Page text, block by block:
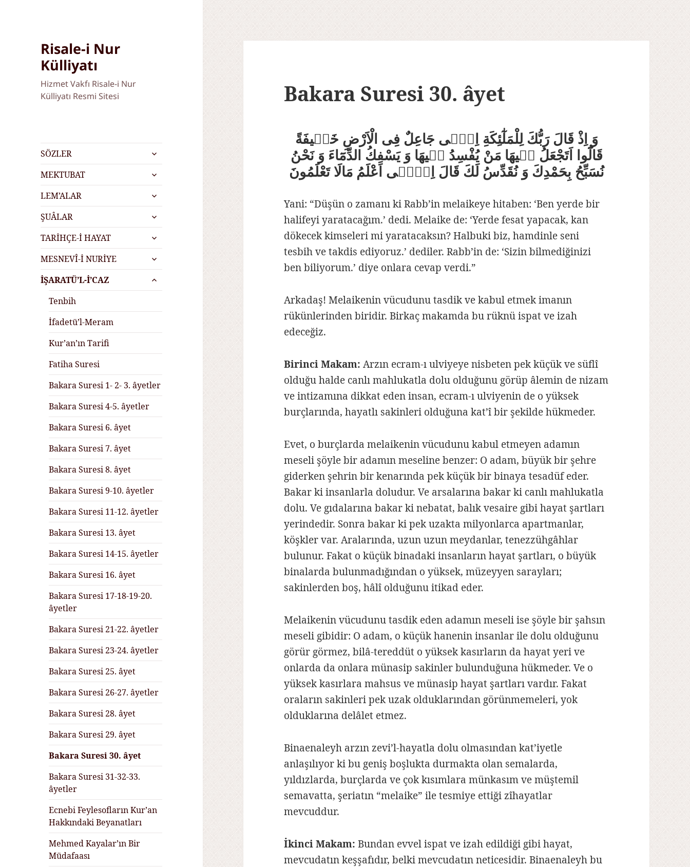
Risale-i Nur
Külliyatı
Hizmet Vakfı Risale-i Nur
Külliyatı Resmi Sitesi
SÖZLER
alt
menüyü
genişlet
MEKTUBAT
alt
menüyü
genişlet
LEM’ALAR
alt
menüyü
genişlet
ŞUÂLAR
alt
menüyü
genişlet
TARİHÇE-İ HAYAT
alt
menüyü
genişlet
MESNEVÎ-İ NURİYE
alt
menüyü
genişlet
İŞARATÜ’L-İ’CAZ
alt
menüyü
Tenbih
İfadetü’l-Meram
Kur’an’ın Tarifi
Fatiha Suresi
Bakara Suresi 1- 2- 3. âyetler
Bakara Suresi 4-5. âyetler
Bakara Suresi 6. âyet
Bakara Suresi 7. âyet
Bakara Suresi 8. âyet
Bakara Suresi 9-10. âyetler
Bakara Suresi 11-12. âyetler
Bakara Suresi 13. âyet
Bakara Suresi 14-15. âyetler
Bakara Suresi 16. âyet
Bakara Suresi 17-18-19-20.
âyetler
Bakara Suresi 21-22. âyetler
Bakara Suresi 23-24. âyetler
Bakara Suresi 25. âyet
Bakara Suresi 26-27. âyetler
Bakara Suresi 28. âyet
Bakara Suresi 29. âyet
Bakara Suresi 30. âyet
Bakara Suresi 31-32-33.
âyetler
Ecnebi Feylesofların Kur’an
Hakkındaki Beyanatları
Mehmed Kayalar’ın Bir
Müdafaası
Bakara Suresi 30. âyet
وَ اِذْ قَالَ رَبُّكَ لِلْمَلٰٓئِكَةِ اِنّٖى جَاعِلٌ فِى الْاَرْضِ خَلٖيفَةً
قَالُٓوا اَتَجْعَلُ فٖيهَا مَنْ يُفْسِدُ فٖيهَا وَ يَسْفِكُ الدِّمَٓاءَ وَ نَحْنُ
نُسَبِّحُ بِحَمْدِكَ وَ نُقَدِّسُ لَكَ قَالَ اِنّٖٓى اَعْلَمُ مَالَا تَعْلَمُونَ
Yani: “Düşün o zamanı ki Rabb’in melaikeye hitaben: ‘Ben yerde bir
halifeyi yaratacağım.’ dedi. Melaike de: ‘Yerde fesat yapacak, kan
dökecek kimseleri mi yaratacaksın? Halbuki biz, hamdinle seni
tesbih ve takdis ediyoruz.’ dediler. Rabb’in de: ‘Sizin bilmediğinizi
ben biliyorum.’ diye onlara cevap verdi.”
Arkadaş! Melaikenin vücudunu tasdik ve kabul etmek imanın
rükünlerinden biridir. Birkaç makamda bu rüknü ispat ve izah
edeceğiz.
Birinci Makam: Arzın ecram-ı ulviyeye nisbeten pek küçük ve süflî
olduğu halde canlı mahlukatla dolu olduğunu görüp âlemin de nizam
ve intizamına dikkat eden insan, ecram-ı ulviyenin de o yüksek
burçlarında, hayatlı sakinleri olduğuna kat’î bir şekilde hükmeder.
Evet, o burçlarda melaikenin vücudunu kabul etmeyen adamın
meseli şöyle bir adamın meseline benzer: O adam, büyük bir şehre
giderken şehrin bir kenarında pek küçük bir binaya tesadüf eder.
Bakar ki insanlarla doludur. Ve arsalarına bakar ki canlı mahlukatla
dolu. Ve gıdalarına bakar ki nebatat, balık vesaire gibi hayat şartları
yerindedir. Sonra bakar ki pek uzakta milyonlarca apartmanlar,
köşkler var. Aralarında, uzun uzun meydanlar, tenezzühgâhlar
bulunur. Fakat o küçük binadaki insanların hayat şartları, o büyük
binalarda bulunmadığından o yüksek, müzeyyen sarayları;
sakinlerden boş, hâlî olduğunu itikad eder.
Melaikenin vücudunu tasdik eden adamın meseli ise şöyle bir şahsın
meseli gibidir: O adam, o küçük hanenin insanlar ile dolu olduğunu
görür görmez, bilâ-tereddüt o yüksek kasırların da hayat yeri ve
onlarda da onlara münasip sakinler bulunduğuna hükmeder. Ve o
yüksek kasırlara mahsus ve münasip hayat şartları vardır. Fakat
oraların sakinleri pek uzak olduklarından görünmemeleri, yok
olduklarına delâlet etmez.
Binaenaleyh arzın zevi’l-hayatla dolu olmasından kat’iyetle
anlaşılıyor ki bu geniş boşlukta durmakta olan semalarda,
yıldızlarda, burçlarda ve çok kısımlara münkasım ve müştemil
semavatta, şeriatın “melaike” ile tesmiye ettiği zîhayatlar
mevcuddur.
İkinci Makam: Bundan evvel ispat ve izah edildiği gibi hayat,
mevcudatın keşşafıdır, belki mevcudatın neticesidir. Binaenaleyh bu